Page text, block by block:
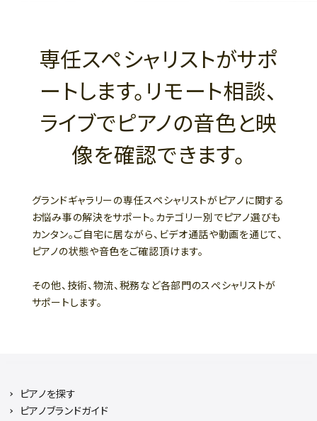
専任スペシャリストがサポ
ートします。リモート相談、
ライブでピアノの音色と映
像を確認できます。
グランドギャラリーの専任スペシャリストがピアノに関する
お悩み事の解決をサポート。カテゴリー別でピアノ選びも
カンタン。ご自宅に居ながら、ビデオ通話や動画を通じて、
ピアノの状態や音色をご確認頂けます。
その他、技術、物流、税務など各部門のスぺシャリストが
サポートします。
ピアノを探す
ピアノブランドガイド